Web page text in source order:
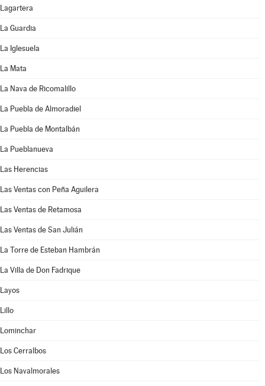
Lagartera
La Guardia
La Iglesuela
La Mata
La Nava de Ricomalillo
La Puebla de Almoradiel
La Puebla de Montalbán
La Pueblanueva
Las Herencias
Las Ventas con Peña Aguilera
Las Ventas de Retamosa
Las Ventas de San Julián
La Torre de Esteban Hambrán
La Villa de Don Fadrique
Layos
Lillo
Lominchar
Los Cerralbos
Los Navalmorales